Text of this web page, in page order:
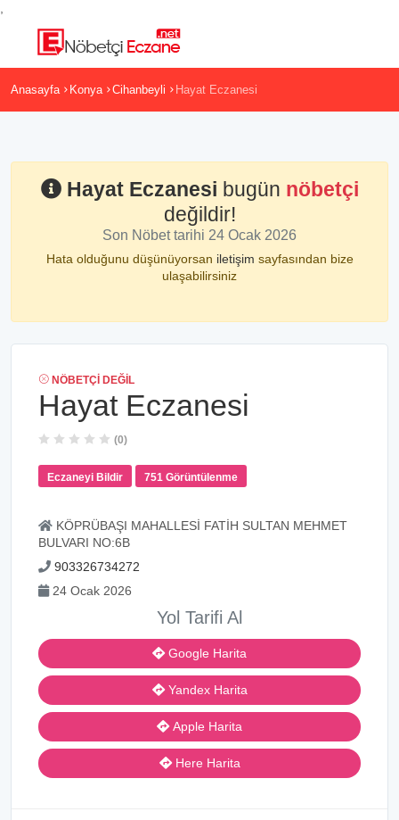
Anasayfa Konya Cihanbeyli Hayat Eczanesi
Hayat Eczanesi bugün nöbetçi
değildir!
Son Nöbet tarihi 24 Ocak 2026
Hata olduğunu düşünüyorsan iletişim sayfasından bize
ulaşabilirsiniz
NÖBETÇI DEĞIL
Hayat Eczanesi
(0)
Eczaneyi Bildir 751 Görüntülenme
KÖPRÜBAŞI MAHALLESİ FATİH SULTAN MEHMET
BULVARI NO:6B
903326734272
24 Ocak 2026
Yol Tarifi Al
Google Harita
Yandex Harita
Apple Harita
Here Harita